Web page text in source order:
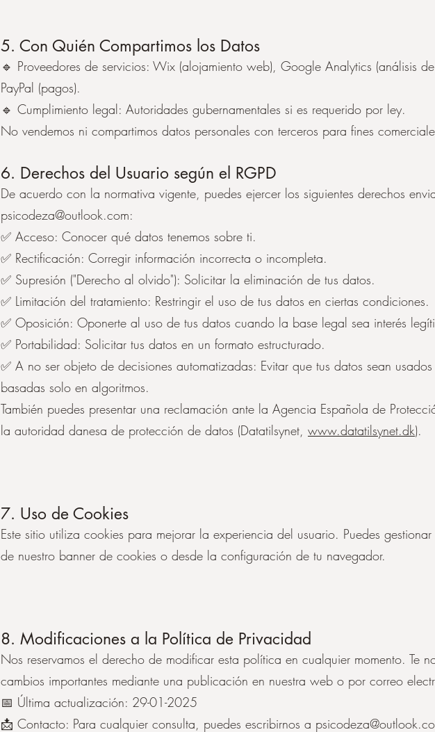
5. Con Quién Compartimos los Datos
🔹 Proveedores de servicios: Wix (alojamiento web), Google Analytics (análisis
PayPal (pagos).
🔹 Cumplimiento legal: Autoridades gubernamentales si es requerido por ley.
No vendemos ni compartimos datos personales con terceros para fines
6. Derechos del Usuario según el RGPD
De acuerdo con la normativa vigente, puedes ejercer los siguientes derechos
psicodeza@outlook.com:
✅ Acceso: Conocer qué datos tenemos sobre ti.
✅ Rectificación: Corregir información incorrecta o incompleta.
✅ Supresión ("Derecho al olvido"): Solicitar la eliminación de tus datos.
✅ Limitación del tratamiento: Restringir el uso de tus datos en ciertas condiciones.
✅ Oposición: Oponerte al uso de tus datos cuando la base legal sea interés
✅ Portabilidad: Solicitar tus datos en un formato estructurado.
✅ A no ser objeto de decisiones automatizadas: Evitar que tus datos sean
basadas solo en algoritmos.
También puedes presentar una reclamación ante la Agencia Española de
la autoridad danesa de protección de datos (Datatilsynet, www.datatilsynet.dk).
7. Uso de Cookies
Este sitio utiliza cookies para mejorar la experiencia del usuario. Puedes
de nuestro banner de cookies o desde la configuración de tu navegador.
8. Modificaciones a la Política de Privacidad
Nos reservamos el derecho de modificar esta política en cualquier momento. Te
cambios importantes mediante una publicación en nuestra web o por correo
📅 Última actualización: 29-01-2025
📩 Contacto: Para cualquier consulta, puedes escribirnos a